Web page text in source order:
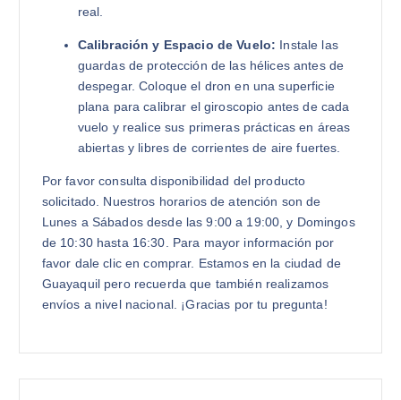
real.
Calibración y Espacio de Vuelo: Instale las
guardas de protección de las hélices antes de
despegar. Coloque el dron en una superficie
plana para calibrar el giroscopio antes de cada
vuelo y realice sus primeras prácticas en áreas
abiertas y libres de corrientes de aire fuertes.
Por favor consulta disponibilidad del producto
solicitado. Nuestros horarios de atención son de
Lunes a Sábados desde las 9:00 a 19:00, y Domingos
de 10:30 hasta 16:30. Para mayor información por
favor dale clic en comprar. Estamos en la ciudad de
Guayaquil pero recuerda que también realizamos
envíos a nivel nacional. ¡Gracias por tu pregunta!